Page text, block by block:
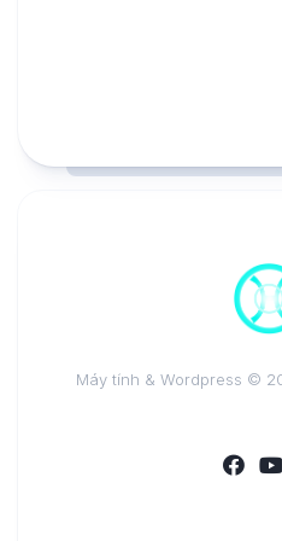
Máy tính & Wordpress ©